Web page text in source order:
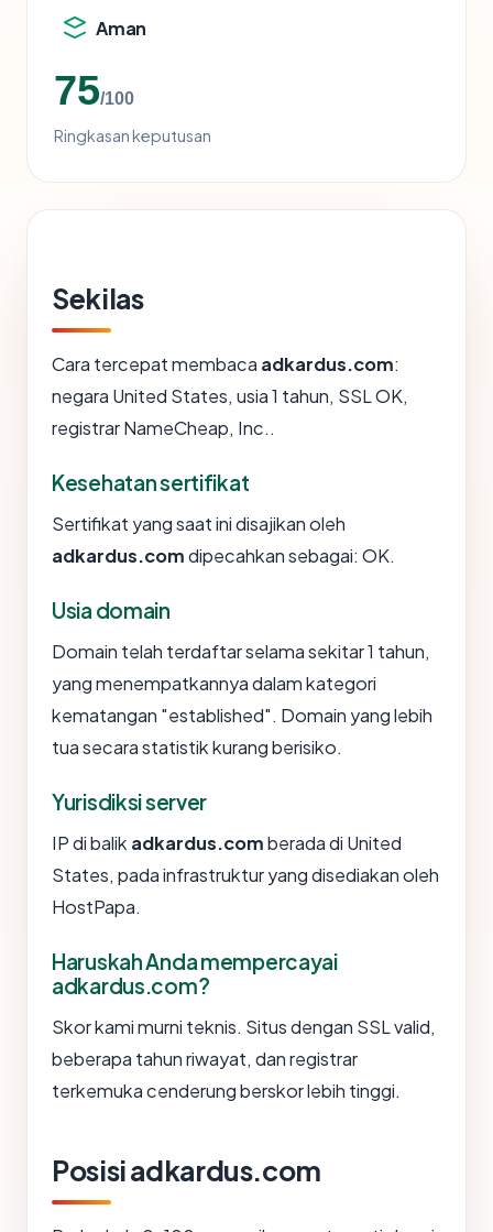
Aman
75/100
Ringkasan keputusan
Sekilas
Cara tercepat membaca adkardus.com:
negara United States, usia 1 tahun, SSL OK,
registrar NameCheap, Inc..
Kesehatan sertifikat
Sertifikat yang saat ini disajikan oleh
adkardus.comdipecahkan sebagai: OK.
Usia domain
Domain telah terdaftar selama sekitar 1 tahun,
yang menempatkannya dalam kategori
kematangan "established". Domain yang lebih
tua secara statistik kurang berisiko.
Yurisdiksi server
IP di balik adkardus.comberada di United
States, pada infrastruktur yang disediakan oleh
HostPapa.
Haruskah Anda mempercayai
adkardus.com?
Skor kami murni teknis. Situs dengan SSL valid,
beberapa tahun riwayat, dan registrar
terkemuka cenderung berskor lebih tinggi.
Posisi adkardus.com